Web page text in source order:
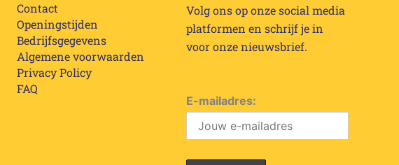
Contact
Openingstijden
Bedrijfsgegevens
Algemene voorwaarden
Privacy Policy
FAQ
Volg ons op onze social media
platformen en schrijf je in
voor onze nieuwsbrief.
E-mailadres: